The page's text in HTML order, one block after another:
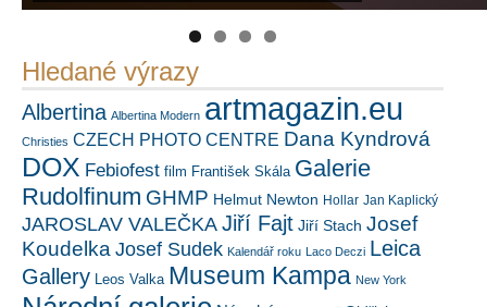
Hledané výrazy
Albertina Albertina Modern artmagazin.eu
Christies CZECH PHOTO CENTRE Dana Kyndrová
DOX Febiofest film František Skála Galerie
Rudolfinum GHMP Helmut Newton Hollar Jan Kaplický
JAROSLAV VALEČKA Jiří Fajt Jiří Stach Josef
Koudelka Josef Sudek Kalendář roku Laco Deczi Leica
Gallery Leos Valka Museum Kampa New York